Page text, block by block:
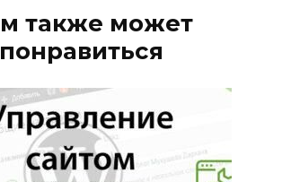
также может
понравиться